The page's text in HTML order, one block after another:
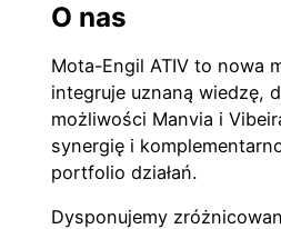
O nas
Mota-Engil ATIV to nowa
integruje uznaną wiedzę,
możliwości Manvia i
synergię i
portfolio działań.
Dysponujemy